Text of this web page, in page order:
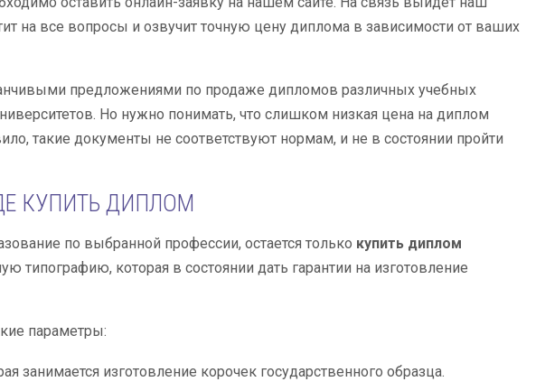
на все вопросы и озвучит точную цену диплома в зависимости от ваших
предложениями по продаже дипломов различных учебных
Но нужно понимать, что слишком низкая цена на диплом
такие документы не соответствуют нормам, и не в состоянии пройти
КУПИТЬ ДИПЛОМ
по выбранной профессии, остается только купить диплом
типографию, которая в состоянии дать гарантии на изготовление
параметры:
занимается изготовление корочек государственного образца.